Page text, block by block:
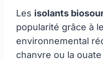
Les isolants
popularité grâce à
environnemental
chanvre ou la